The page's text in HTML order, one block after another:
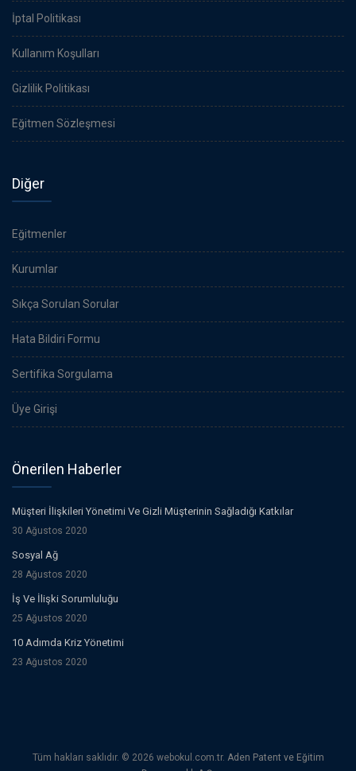
İptal Politikası
Kullanım Koşulları
Gizlilik Politikası
Eğitmen Sözleşmesi
Diğer
Eğitmenler
Kurumlar
Sıkça Sorulan Sorular
Hata Bildiri Formu
Sertifika Sorgulama
Üye Girişi
Önerilen Haberler
Müşteri İlişkileri Yönetimi Ve Gizli Müşterinin Sağladığı Katkılar
30 Ağustos 2020
Sosyal Ağ
28 Ağustos 2020
İş Ve İlişki Sorumluluğu
25 Ağustos 2020
10 Adımda Kriz Yönetimi
23 Ağustos 2020
Tüm hakları saklıdır. © 2026 webokul.com.tr. Aden Patent ve Eğitim